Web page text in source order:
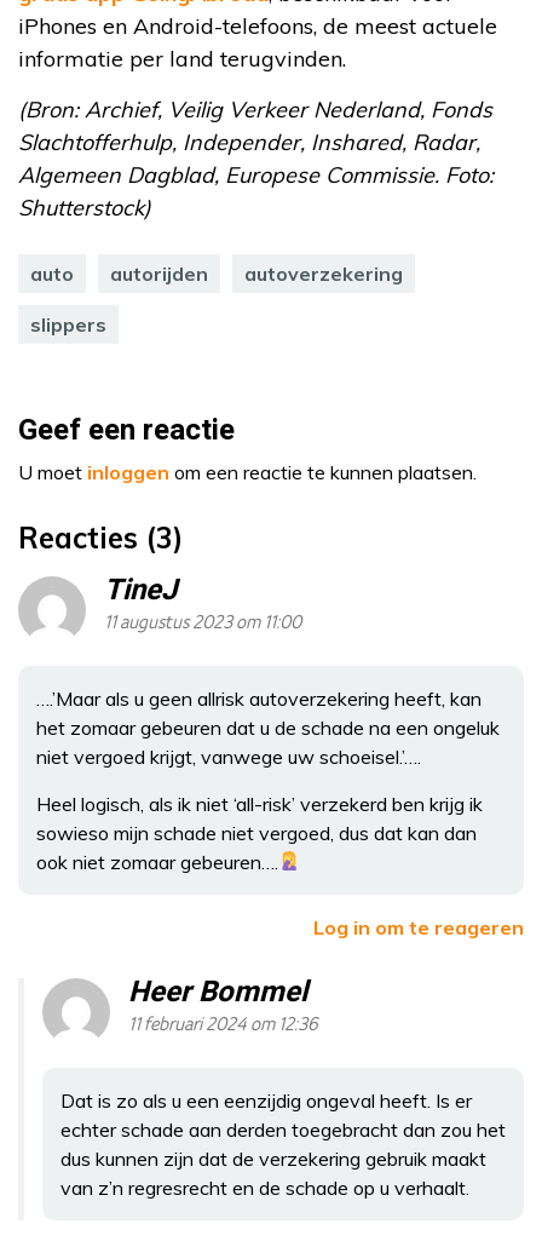
iPhones en Android-telefoons, de meest actuele
informatie per land terugvinden.
(Bron: Archief, Veilig Verkeer Nederland, Fonds
Slachtofferhulp, Independer, Inshared, Radar,
Algemeen Dagblad, Europese Commissie. Foto:
Shutterstock)
auto autorijden autoverzekering
slippers
Geef een reactie
U moet inloggen om een reactie te kunnen plaatsen.
Reacties (3)
TineJ
11 augustus 2023 om 11:00
….’Maar als u geen allrisk autoverzekering heeft, kan
het zomaar gebeuren dat u de schade na een ongeluk
niet vergoed krijgt, vanwege uw schoeisel.’….
Heel logisch, als ik niet ‘all-risk’ verzekerd ben krijg ik
sowieso mijn schade niet vergoed, dus dat kan dan
ook niet zomaar gebeuren….
Log in om te reageren
Heer Bommel
11 februari 2024 om 12:36
Dat is zo als u een eenzijdig ongeval heeft. Is er
echter schade aan derden toegebracht dan zou het
dus kunnen zijn dat de verzekering gebruik maakt
van z’n regresrecht en de schade op u verhaalt.